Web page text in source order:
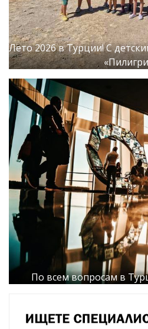
Лето 2026 в Турции! С
По всем вопросам в